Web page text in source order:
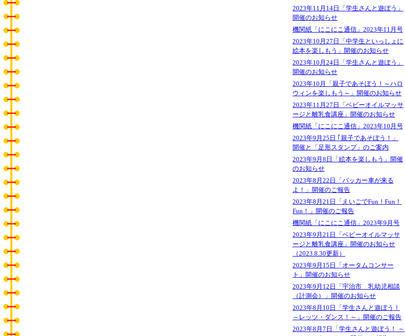
2023年11月14日「学生さんと遊ぼう」
開催のお知らせ
機関紙「にこにこ通信」2023年11月号
2023年10月27日「中学生といっしょに
絵本を楽しもう」開催のお知らせ
2023年10月24日「学生さんと遊ぼう」
開催のお知らせ
2023年10月「親子であそぼう！～ハロ
ウィンを楽しもう～」開催のお知らせ
2023年11月27日「ベビーオイルマッサ
ージと離乳食講座」開催のお知らせ
機関紙「にこにこ通信」2023年10月号
2023年9月25日 ｢親子であそぼう！」
開催と「足形スタンプ」のご案内
2023年9月8日「絵本を楽しもう」開催
のお知らせ
2023年8月22日「パッカー車が来る
よ！」開催のご報告
2023年8月21日「えいごでFun！Fun！
Fun！」開催のご報告
機関紙「にこにこ通信」2023年9月号
2023年9月21日「ベビーオイルマッサ
ージと離乳食講座」開催のお知らせ
（2023.8.30更新）
2023年9月15日「オータムコンサー
ト」開催のお知らせ
2023年9月12日「宇治市 乳幼児相談
（計測会）」開催のお知らせ
2023年8月10日「学生さんと遊ぼう！
～レッツ・ダンス！～」開催のご報告
2023年8月7日「学生さんと遊ぼう！ ～